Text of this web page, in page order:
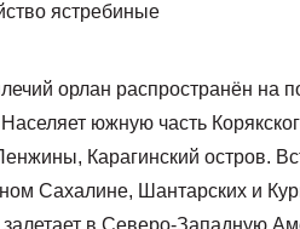
ястребиные
орлан распространён на
южную часть
Карагинский остров.
Сахалине, Шантарских и
залетает в Северо-Западную